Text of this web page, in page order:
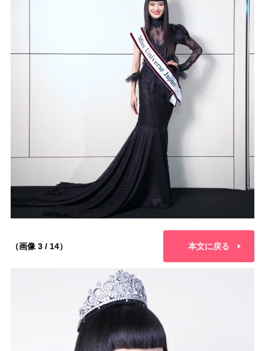
（画像 3 / 14） 本文に戻る